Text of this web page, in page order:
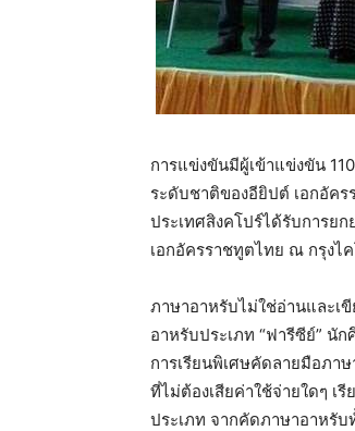
การแข่งขันมีผู้เข้าแข่งขัน
ระดับชาติของอียิปต์ เอกอัค
ประเทศสิงคโปร์ได้รับการย
เอกอัครราชทูตไทย ณ กรุงไ
ภาษาอาหรับไม่ใช่อ่านและเ
อาหรับประเภท “ฟารีซีย์”
การเรียนพิเศษคัดลายมือภา
ที่ไม่ต้องเสียค่าใช้จ่ายใดๆ เ
ประเภท จากคัดภาษาอาหรั